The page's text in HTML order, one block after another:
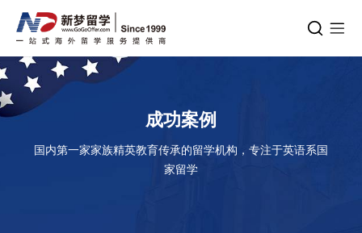
成功案例
国内第一家家族精英教育传承的留学机构，专注于英语系国
家留学